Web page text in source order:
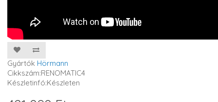
Gyártók Hörmann
Cikkszám:RENOMATIC4
Készletinfó:Készleten